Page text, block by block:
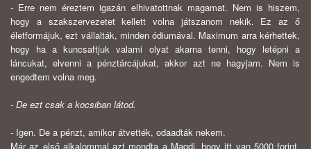
- Erre nem éreztem igazán elhivatottnak magamat. Nem is hiszem,
hogy a szakszervezetet kellett volna játszanom nekik. Ez az ő
életformájuk, ezt vállalták, minden ódiumával. Maximum arra kérhettek,
hogy ha a kuncsaftjuk valami olyat akarna tenni, hogy letépni a
láncukat, elvenni a pénztárcájukat, akkor azt ne hagyjam. Nem is
engedtem volna meg.
- De ezt csak a kocsiban látod.
- Igen. De a pénzt, amikor átvették, odaadták nekem.
Már az első alkalommal azt mondta a Magdi, hogy itt van 5000 forint,